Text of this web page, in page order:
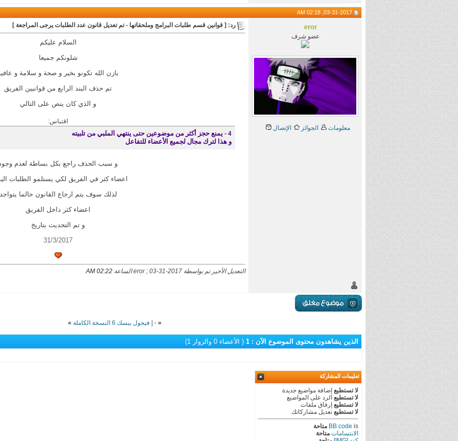
eror
عضو شرف
معلومات الجوائز الإتصال
رد: [ قوانين قسم طلبات البرامج وملحقاتها - تم تعديل قانون عدد الطلبات يرجى المراجعة ]
السلام عليكم
شلونكم جميعا
بازن الله تكونو بخير و صحة و سلامة و
تم حذف البند الرابع من قوانيين الفريق
و الذي كان ينص على التالي
اقتباس:
4 - يمنع حجز أكثر من موضوعين حتى ينتهي الملبي من تلبيته
و هذا لترك مجال لجميع الأعضاء للتفاعل
و سبب الحذف راجع بكل بساطة لعدم
اعضاء كثر في الفريق لكي يستلمو الطلبات
لذلك سوف يتم ارجاع القانون حالما
اعضاء كثر داخل الفريق
و تم التحديث بتاريخ
31/3/2017
التعديل الأخير تم بواسطة eror ; 03-31-2017 الساعة 02:22 AM
«
-
| فيجول بيسك 6 النسخة الكاملة »
الذين يشاهدون محتوى الموضوع الآن : 1 ( الأعضاء 0 والزوار 1)
تعليمات المشاركة
لا تستطيع إضافة مواضيع جديدة
لا تستطيع الرد على المواضيع
لا تستطيع إرفاق ملفات
لا تستطيع تعديل مشاركاتك
BB code is
متاحة
الابتسامات متاحة